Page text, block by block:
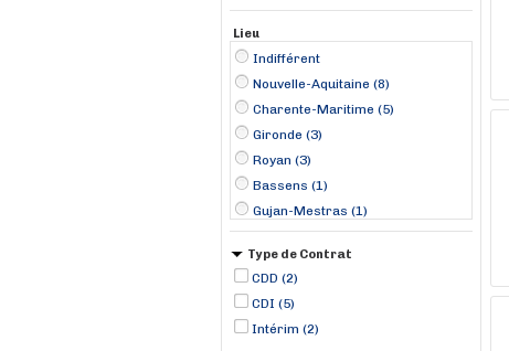
Lieu
Indifférent
Nouvelle-Aquitaine (8)
Charente-Maritime (5)
Gironde (3)
Royan (3)
Bassens (1)
Gujan-Mestras (1)
Lormont (1)
Montendre (1)
Pons (1)
Type de Contrat
CDD (2)
CDI (5)
Intérim (2)